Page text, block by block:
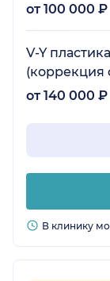
от 100 000 ₽
V-Y
(коррекция
от 140 000 ₽
В клинику